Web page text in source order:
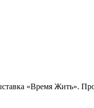
«Время Жить».